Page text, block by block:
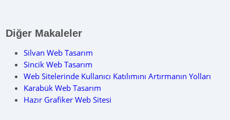
Diğer Makaleler
Silvan Web Tasarım
Sincik Web Tasarım
Web Sitelerinde Kullanıcı Katılımını Artırmanın Yolları
Karabük Web Tasarım
Hazır Grafiker Web Sitesi